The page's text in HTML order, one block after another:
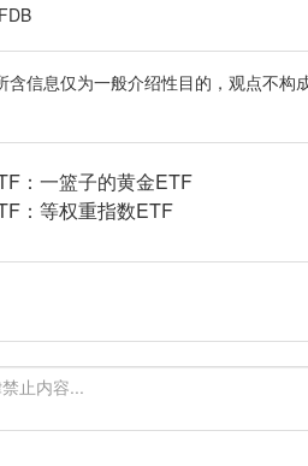
含信息仅为一般介绍性目的，观点不构
：一篮子的黄金ETF
：等权重指数ETF